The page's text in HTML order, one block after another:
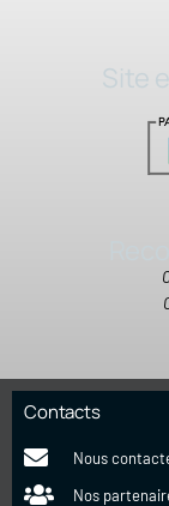
Site
Contacts
Nous
Nos